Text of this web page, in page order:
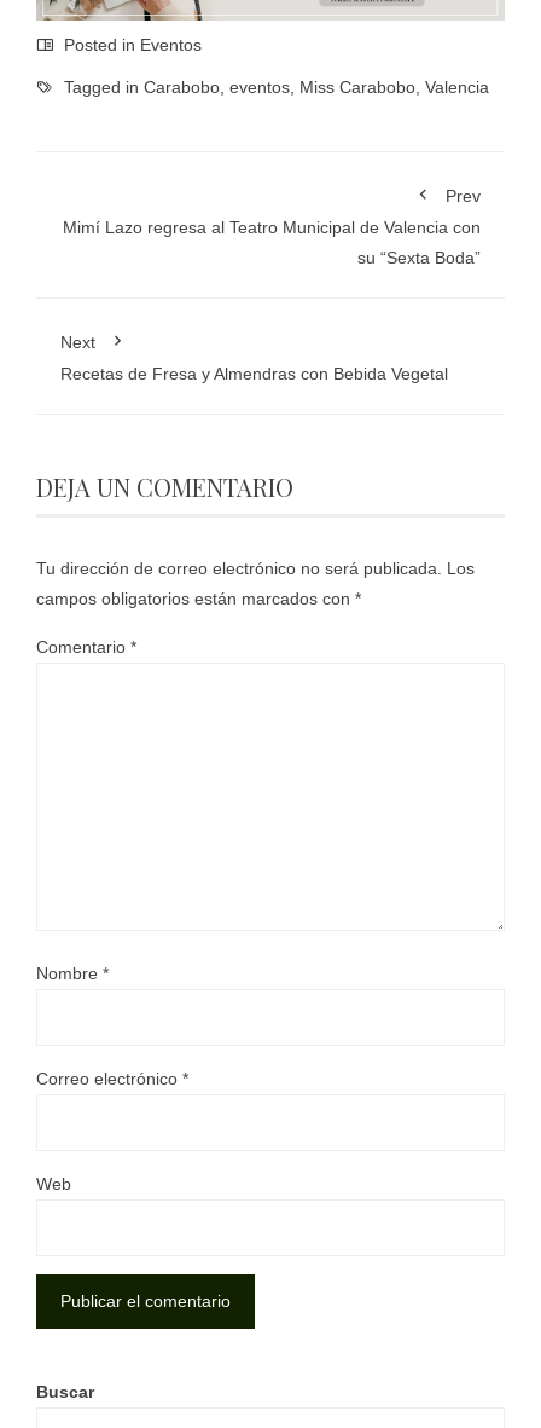
Posted in Eventos
Tagged in Carabobo eventos Miss Carabobo Valencia
Prev
Mimí Lazo regresa al Teatro Municipal de Valencia con
su “Sexta Boda”
Next
Recetas de Fresa y Almendras con Bebida Vegetal
DEJA UN COMENTARIO
Tu dirección de correo electrónico no será publicada.
Los
campos obligatorios están marcados con *
Comentario *
Nombre *
Correo electrónico *
Web
Buscar